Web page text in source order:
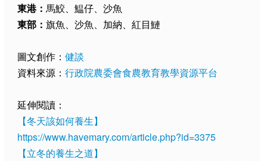
東港： 馬鮫、鰛仔、沙魚
東部： 旗魚、沙魚、加納、紅目鰱
圖文創作： 健談
資料來源： 行政院農委會食農教育教學資源平台
延伸閱讀：
【冬天該如何養生】
https://www.havemary.com/article.php?id=3375
【立冬的養生之道】